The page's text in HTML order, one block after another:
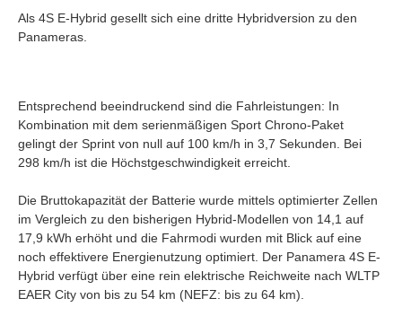
Als 4S E-Hybrid gesellt sich eine dritte Hybridversion zu den
Panameras.
Entsprechend beeindruckend sind die Fahrleistungen: In
Kombination mit dem serienmäßigen Sport Chrono-Paket
gelingt der Sprint von null auf 100 km/h in 3,7 Sekunden. Bei
298 km/h ist die Höchstgeschwindigkeit erreicht.
Die Bruttokapazität der Batterie wurde mittels optimierter Zellen
im Vergleich zu den bisherigen Hybrid-Modellen von 14,1 auf
17,9 kWh erhöht und die Fahrmodi wurden mit Blick auf eine
noch effektivere Energienutzung optimiert. Der Panamera 4S E-
Hybrid verfügt über eine rein elektrische Reichweite nach WLTP
EAER City von bis zu 54 km (NEFZ: bis zu 64 km).